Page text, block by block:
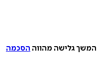
המשך גלישה מהווה הסכמה